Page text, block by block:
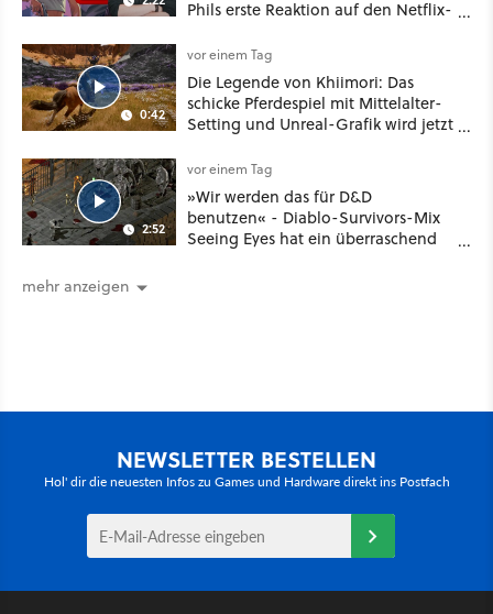
Phils erste Reaktion auf den Netflix-
0:42
vor einem Tag
Die Legende von Khiimori: Das
schicke Pferdespiel mit Mittelalter-
Setting und Unreal-Grafik wird jetzt
2:52
vor einem Tag
»Wir werden das für D&D
benutzen« - Diablo-Survivors-Mix
Seeing Eyes hat ein überraschend
mehr anzeigen
NEWSLETTER BESTELLEN
Hol' dir die neuesten Infos zu Games und Hardware direkt ins Postfach